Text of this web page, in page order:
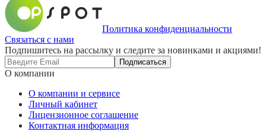
Политика конфиденциальности
Связаться с нами
Подпишитесь на рассылку и следите за новинками и акциями!
Подписаться
О компании
О компании и сервисе
Личный кабинет
Лицензионное соглашение
Контактная информация